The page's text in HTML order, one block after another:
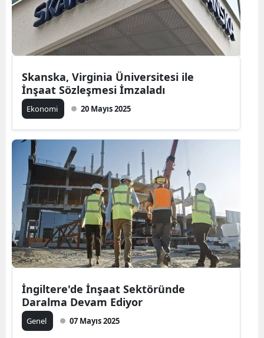
Skanska, Virginia Üniversitesi ile
İnşaat Sözleşmesi İmzaladı
Ekonomi 20 Mayıs 2025
İngiltere'de İnşaat Sektöründe
Daralma Devam Ediyor
Genel 07 Mayıs 2025